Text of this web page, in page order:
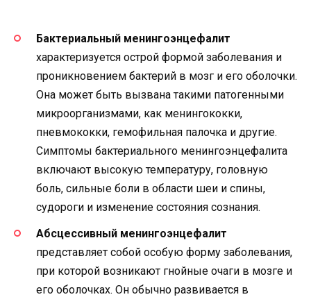
Бактериальный менингоэнцефалит
характеризуется острой формой заболевания и
проникновением бактерий в мозг и его оболочки.
Она может быть вызвана такими патогенными
микроорганизмами, как менингококки,
пневмококки, гемофильная палочка и другие.
Симптомы бактериального менингоэнцефалита
включают высокую температуру, головную
боль, сильные боли в области шеи и спины,
судороги и изменение состояния сознания.
Абсцессивный менингоэнцефалит
представляет собой особую форму заболевания,
при которой возникают гнойные очаги в мозге и
его оболочках. Он обычно развивается в